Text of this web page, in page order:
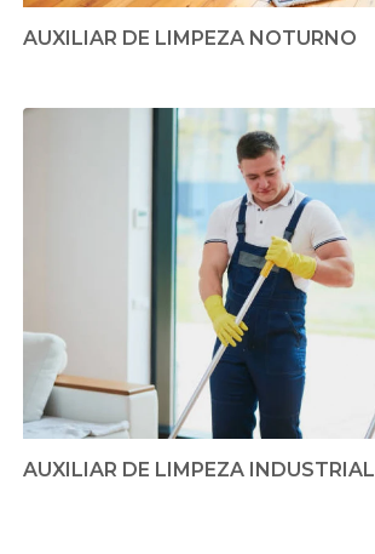
AUXILIAR DE LIMPEZA NOTURNO
AUXILIAR DE LIMPEZA INDUSTRIAL